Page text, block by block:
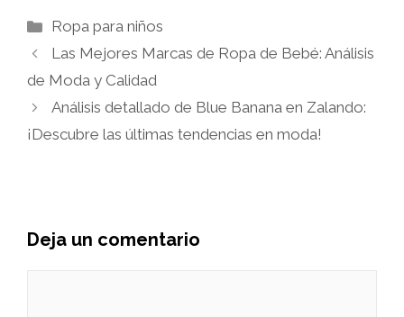
Categorías
Ropa para niños
Las Mejores Marcas de Ropa de Bebé: Análisis
de Moda y Calidad
Análisis detallado de Blue Banana en Zalando:
¡Descubre las últimas tendencias en moda!
Deja un comentario